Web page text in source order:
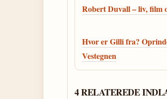
Robert Duvall – liv, film
Hvor er Gilli fra?
Vestegnen
4 RELATEREDE